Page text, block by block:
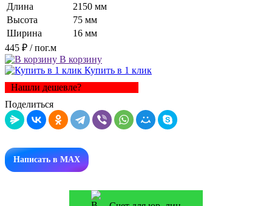
Длина
2150 мм
Высота
75 мм
Ширина
16 мм
445 ₽ / пог.м
В корзину
Купить в 1 клик
Нашли дешевле?
Поделиться
Написать в MAX